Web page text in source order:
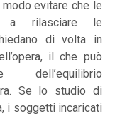
evitare che le
a rilasciare le
di volta in
il che può
dell’equilibrio
Se lo studio di
i soggetti incaricati